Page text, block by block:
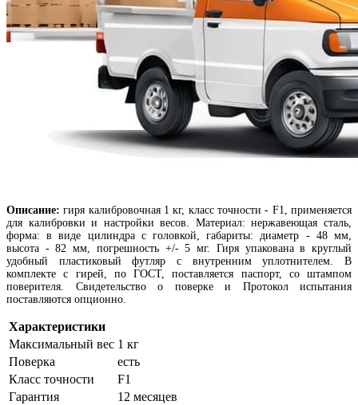
Описание: гиря калибровочная 1 кг, класс точности - F1, применяется
для калибровки и настройки весов. Материал: нержавеющая сталь,
форма: в виде цилиндра с головкой, габариты: диаметр - 48 мм,
высота - 82 мм, погрешность +/- 5 мг. Гиря упакована в круглый
удобный пластиковый футляр с внутренним уплотнителем. В
комплекте с гирей, по ГОСТ, поставляется паспорт, со штампом
поверителя. Свидетельство о поверке и Протокол испытания
поставляются опционно.
Характеристики
Максимальный вес 1 кг
Поверка
есть
Класс точности
F1
Гарантия
12 месяцев